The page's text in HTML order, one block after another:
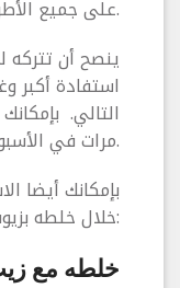
على جميع الأطراف.
استفادة أكبر
التالي.
مرات في الأسبوع.
بإمكانك أيضا
خلال خلطه بزيوت أخرى أبرزها:
خلطه مع